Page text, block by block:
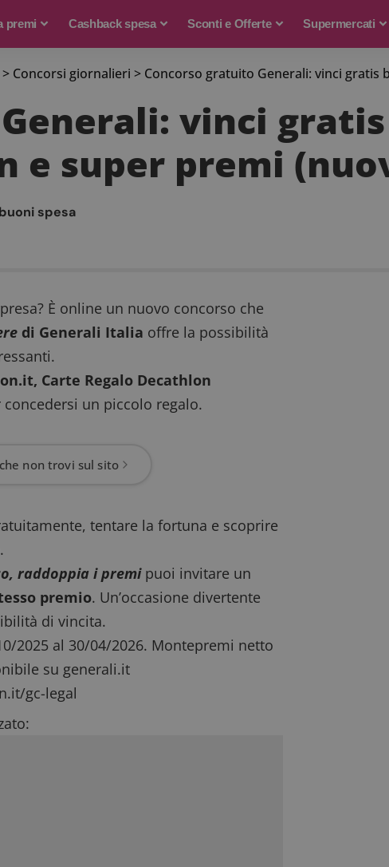
premi Cashback spesa Sconti e Offerte Supermercati
> Concorsi giornalieri > Concorso gratuito Generali: vinci gratis buoni
vinci
e super premi
spesa
È online un nuovo concorso che
di Generali Italia offre la possibilità
Carte Regalo Decathlon
un piccolo regalo.
non trovi sul sito
, tentare la fortuna e scoprire
raddoppia i premipuoi invitare un
premio. Un’occasione divertente
di vincita.
2025 al 30/04/2026. Montepremi netto
su generali.it
gc-legal